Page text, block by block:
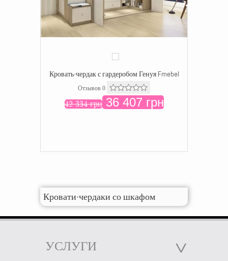
Кровать-чердак с гардеробом Генуя Fmebel
Отзывов 0
42 334 грн36 407 грн
Кровати-чердаки со шкафом
УСЛУГИ